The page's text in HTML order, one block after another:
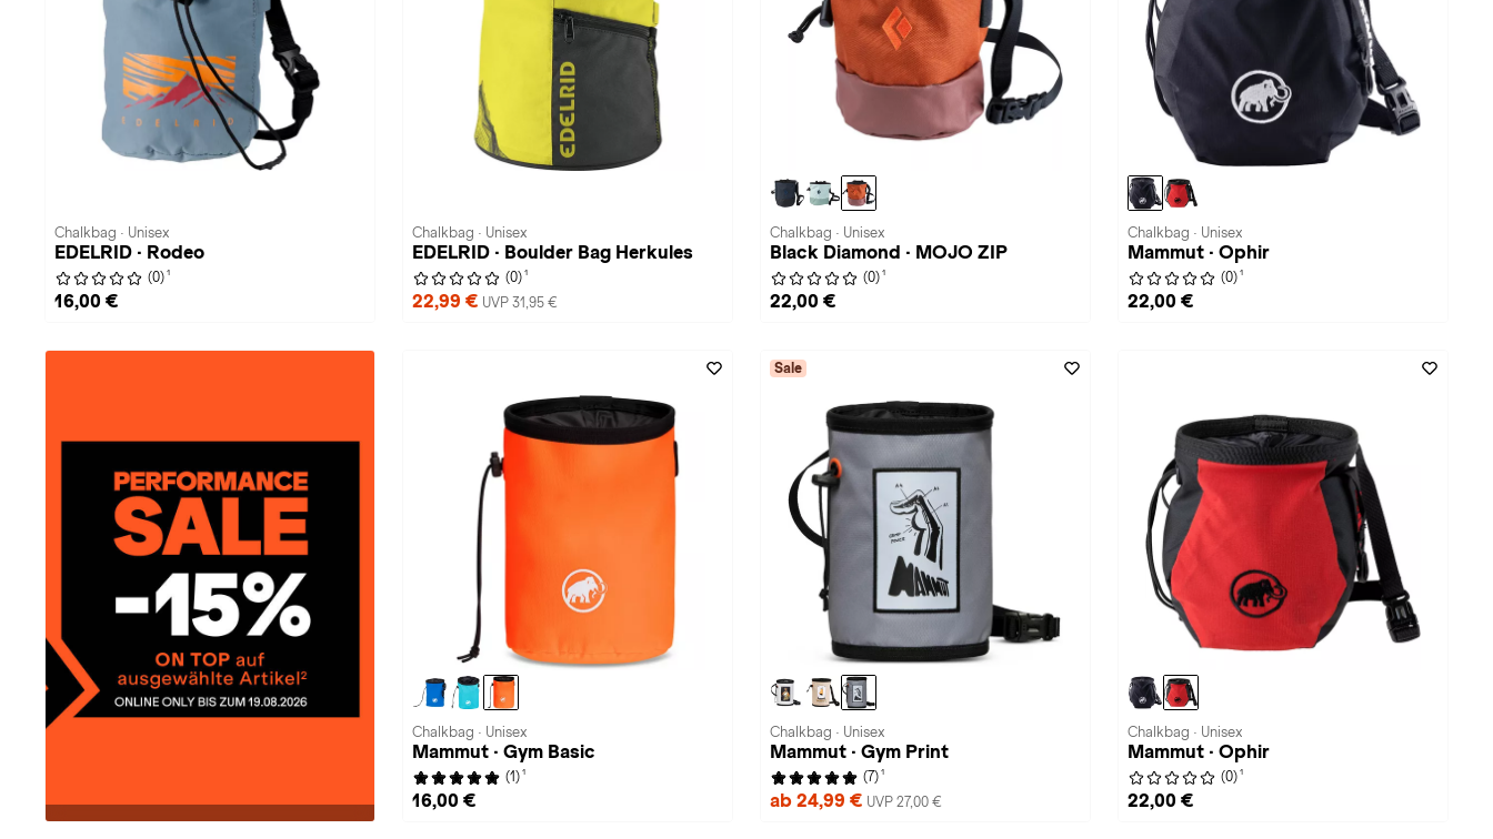
Chalkbag · Unisex
EDELRID · Rodeo
(0) 1
16,00 €
Chalkbag · Unisex
EDELRID · Boulder Bag Herkules
(0) 1
22,99 € UVP 31,95 €
Chalkbag · Unisex
Black Diamond · MOJO ZIP
(0) 1
22,00 €
Chalkbag · Unisex
Mammut · Ophir
(0) 1
22,00 €
Chalkbag · Unisex
Mammut · Gym Basic
(1) 1
16,00 €
Sale
Chalkbag · Unisex
Mammut · Gym Print
(7) 1
ab 24,99 € UVP 27,00 €
Chalkbag · Unisex
Mammut · Ophir
(0) 1
22,00 €